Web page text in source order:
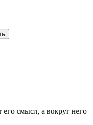
смысл, а вокруг него